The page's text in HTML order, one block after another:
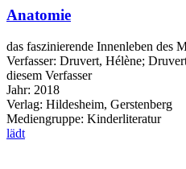
Anatomie
das faszinierende Innenleben des
Verfasser: Druvert, Hélène;
diesem Verfasser
Jahr: 2018
Verlag: Hildesheim, Gerstenberg
Mediengruppe: Kinderliteratur
lädt